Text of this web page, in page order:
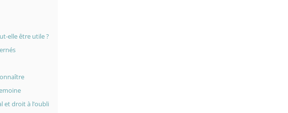
elle être utile ?
et droit à l’oubli